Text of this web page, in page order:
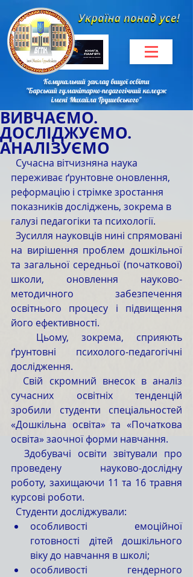
Комунальний заклад вищої освіти
"Барський гуманітарно-педагогічний коледж
імені Михайла Грушевського"
ВИВЧАЄМО.
ДОСЛІДЖУЄМО.
АНАЛІЗУЄМО
переживає ґрунтовне оновлення,
реформацію і стрімке зростання
показників досліджень, зокрема в
галузі педагогіки та психології.
на вирішення проблем дошкільної
та загальної середньої (початкової)
школи, оновлення науково-
методичного забезпечення
освітнього процесу і підвищення
його ефективності.
ґрунтовні психолого-педагогічні
дослідження.
сучасних освітніх тенденцій
зробили студенти спеціальностей
«Дошкільна освіта» та «Початкова
освіта» заочної форми навчання.
проведену науково-дослідну
роботу, захищаючи 11 та 16 травня
курсові роботи.
  Студенти досліджували:
особливості емоційної
готовності дітей дошкільного
віку до навчання в школі;
особливості гендерного